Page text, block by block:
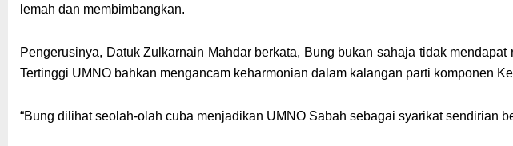
lemah dan membimbangkan.
Pengerusinya, Datuk Zulkarnain Mahdar berkata, Bung bukan sahaja tidak
Tertinggi UMNO bahkan mengancam keharmonian dalam kalangan parti komponen
“Bung dilihat seolah-olah cuba menjadikan UMNO Sabah sebagai syarikat sendirian